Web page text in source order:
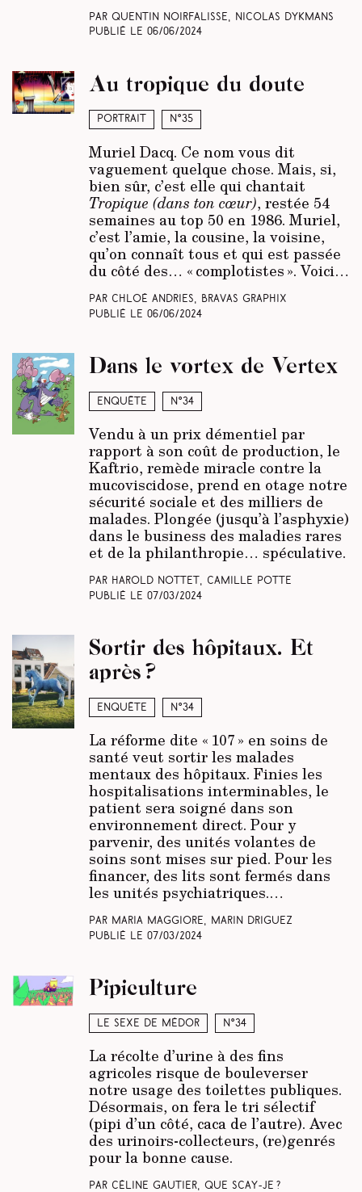
Par Quentin Noirfalisse, Nicolas Dykmans
Publié le 06/06/2024
Portrait N°35
Au tropique du doute
Muriel Dacq. Ce nom vous dit
vaguement quelque chose. Mais, si,
bien sûr, c’est elle qui chantait
Tropique (dans ton cœur), restée 54
semaines au top 50 en 1986. Muriel,
c’est l’amie, la cousine, la voisine,
qu’on connaît tous et qui est passée
du côté des… « complotistes ». Voici…
Par Chloé Andries, Bravas Graphix
Publié le 06/06/2024
Enquête N°34
Dans le vortex de Vertex
Vendu à un prix démentiel par
rapport à son coût de production, le
Kaftrio, remède miracle contre la
mucoviscidose, prend en otage notre
sécurité sociale et des milliers de
malades. Plongée (jusqu’à l’asphyxie)
dans le business des maladies rares
et de la philanthropie… spéculative.
Par Harold Nottet, Camille Potte
Publié le 07/03/2024
Enquête N°34
Sortir des hôpitaux. Et
après ?
La réforme dite « 107 » en soins de
santé veut sortir les malades
mentaux des hôpitaux. Finies les
hospitalisations interminables, le
patient sera soigné dans son
environnement direct. Pour y
parvenir, des unités volantes de
soins sont mises sur pied. Pour les
financer, des lits sont fermés dans
les unités psychiatriques.…
Par Maria Maggiore, Marin Driguez
Publié le 07/03/2024
Le sexe de Médor N°34
Pipiculture
La récolte d’urine à des fins
agricoles risque de bouleverser
notre usage des toilettes publiques.
Désormais, on fera le tri sélectif
(pipi d’un côté, caca de l’autre). Avec
des urinoirs-collecteurs, (re)genrés
pour la bonne cause.
Par Céline Gautier, Que scay-je ?